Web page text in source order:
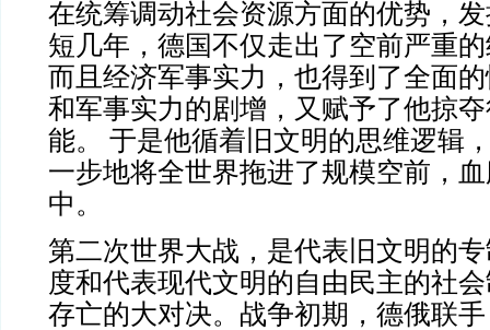
在统筹调动社会资源方面的优势，
短几年，德国不仅走出了空前严重
而且经济军事实力，也得到了全面
和军事实力的剧增，又赋予了他掠
能。 于是他循着旧文明的思维逻辑
一步地将全世界拖进了规模空前，
中。
第二次世界大战，是代表旧文明的
度和代表现代文明的自由民主的社
存亡的大对决。战争初期，德俄联